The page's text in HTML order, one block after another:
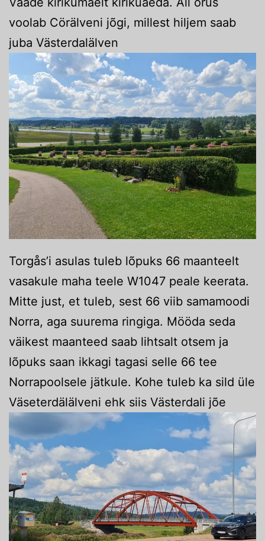
voolab Cörälveni jõgi, millest hiljem saab
juba Västerdalälven
Torgås’i asulas tuleb lõpuks 66 maanteelt
vasakule maha teele W1047 peale keerata.
Mitte just, et tuleb, sest 66 viib samamoodi
Norra, aga suurema ringiga. Mööda seda
väikest maanteed saab lihtsalt otsem ja
lõpuks saan ikkagi tagasi selle 66 tee
Norrapoolsele jätkule. Kohe tuleb ka sild üle
Väseterdälälveni ehk siis Västerdali jõe